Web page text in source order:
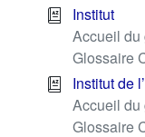
Institut
Accueil
Glossaire
Institut de
Accueil
Glossaire